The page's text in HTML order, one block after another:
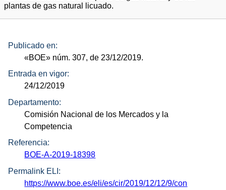
plantas de gas natural licuado.
Publicado en:
«BOE» núm. 307, de 23/12/2019.
Entrada en vigor:
24/12/2019
Departamento:
Comisión Nacional de los Mercados y la
Competencia
Referencia:
BOE-A-2019-18398
Permalink ELI:
https://www.boe.es/eli/es/cir/2019/12/12/9/con